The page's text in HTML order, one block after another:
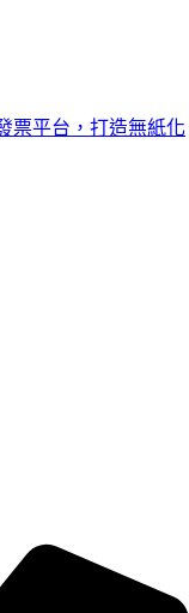
票平台，打造無紙化